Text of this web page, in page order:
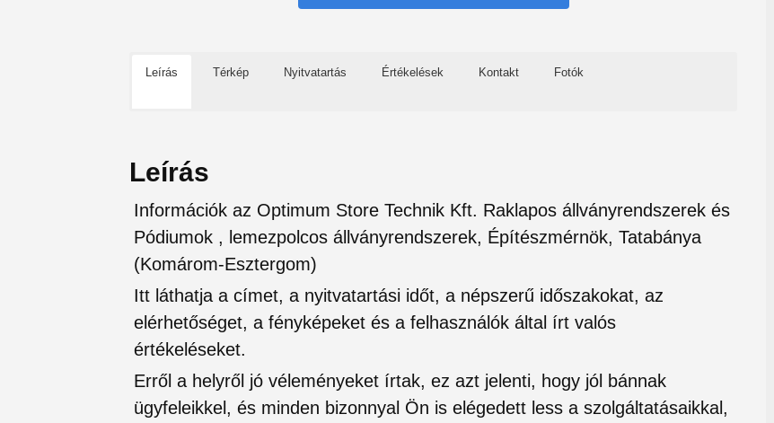
Leírás Térkép Nyitvatartás Értékelések Kontakt Fotók
Leírás
Információk az Optimum Store Technik Kft. Raklapos állványrendszerek és
Pódiumok , lemezpolcos állványrendszerek, Építészmérnök, Tatabánya
(Komárom-Esztergom)
Itt láthatja a címet, a nyitvatartási időt, a népszerű időszakokat, az
elérhetőséget, a fényképeket és a felhasználók által írt valós
értékeléseket.
Erről a helyről jó véleményeket írtak, ez azt jelenti, hogy jól bánnak
ügyfeleikkel, és minden bizonnyal Ön is elégedett less a szolgáltatásaikkal,